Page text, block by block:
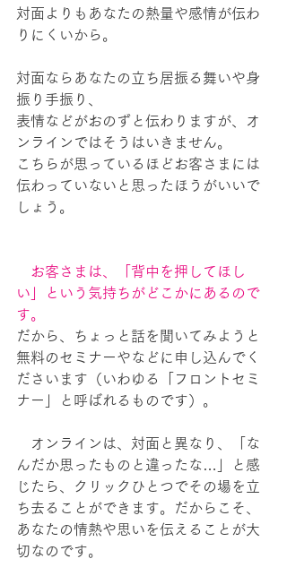
対面よりもあなたの熱量や感情が伝わ
りにくいから。
対面ならあなたの立ち居振る舞いや身
振り手振り、
表情などがおのずと伝わりますが、オ
ンラインではそうはいきません。
こちらが思っているほどお客さまには
伝わっていないと思ったほうがいいで
しょう。
お客さまは、「背中を押してほし
い」という気持ちがどこかにあるので
す。
だから、ちょっと話を聞いてみようと
無料のセミナーやなどに申し込んでく
ださいます（いわゆる「フロントセミ
ナー」と呼ばれるものです）。
オンラインは、対面と異なり、「な
んだか思ったものと違ったな…」と感
じたら、クリックひとつでその場を立
ち去ることができます。だからこそ、
あなたの情熱や思いを伝えることが大
切なのです。